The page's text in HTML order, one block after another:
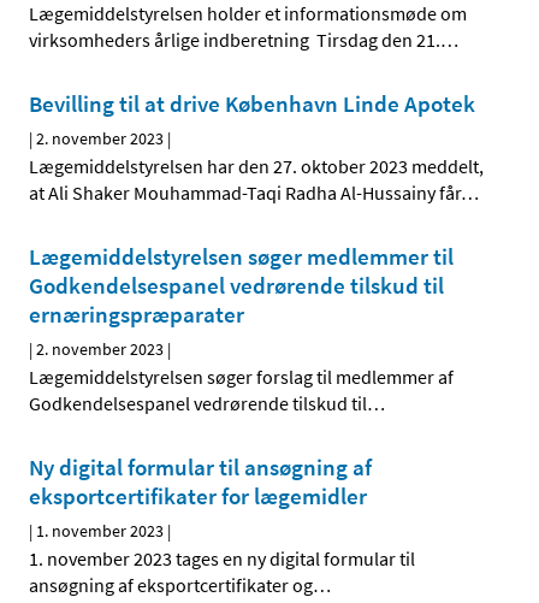
Lægemiddelstyrelsen holder et informationsmøde om
virksomheders årlige indberetning Tirsdag den 21.…
Bevilling til at drive København Linde Apotek
|2. november 2023 |
Lægemiddelstyrelsen har den 27. oktober 2023 meddelt,
at Ali Shaker Mouhammad-Taqi Radha Al-Hussainy får…
Lægemiddelstyrelsen søger medlemmer til
Godkendelsespanel vedrørende tilskud til
ernæringspræparater
|2. november 2023 |
Lægemiddelstyrelsen søger forslag til medlemmer af
Godkendelsespanel vedrørende tilskud til…
Ny digital formular til ansøgning af
eksportcertifikater for lægemidler
| 1. november 2023 |
1. november 2023 tages en ny digital formular til
ansøgning af eksportcertifikater og…